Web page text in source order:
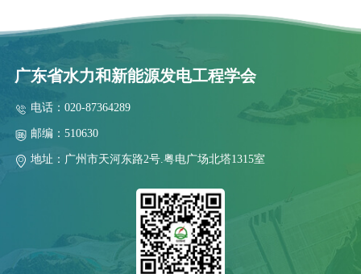
广东省水力和新能源发电工程学会
电话：020-87364289
邮编：510630
地址：广州市天河东路2号.粤电广场北塔1315室